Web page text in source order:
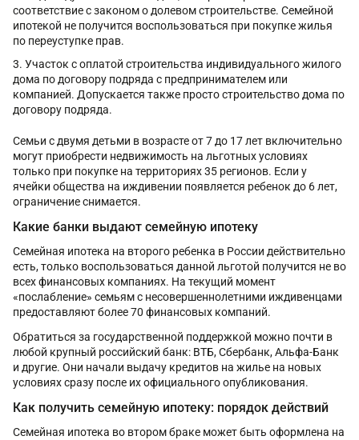
соответствие с законом о долевом строительстве. Семейной
ипотекой не получится воспользоваться при покупке жилья
по переуступке прав.
Участок с оплатой строительства индивидуального жилого
дома по договору подряда с предпринимателем или
компанией. Допускается также просто строительство дома по
договору подряда.
Семьи с двумя детьми в возрасте от 7 до 17 лет включительно
могут приобрести недвижимость на льготных условиях
только при покупке на территориях 35 регионов. Если у
ячейки общества на иждивении появляется ребенок до 6 лет,
ограничение снимается.
Какие банки выдают семейную ипотеку
Семейная ипотека на второго ребенка в России действительно
есть, только воспользоваться данной льготой получится не во
всех финансовых компаниях. На текущий момент
«послабление» семьям с несовершеннолетними иждивенцами
предоставляют более 70 финансовых компаний.
Обратиться за государственной поддержкой можно почти в
любой крупный российский банк: ВТБ, Сбербанк, Альфа-Банк
и другие. Они начали выдачу кредитов на жилье на новых
условиях сразу после их официального опубликования.
Как получить семейную ипотеку: порядок действий
Семейная ипотека во втором браке может быть оформлена на